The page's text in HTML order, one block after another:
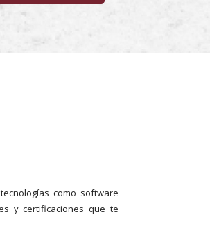
como software
y certificaciones que te